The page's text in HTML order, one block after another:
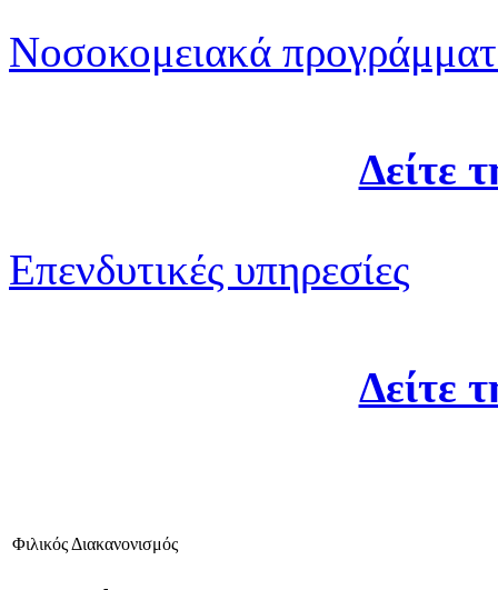
Νοσοκομειακά
Δείτε
Επενδυτικές υπηρεσίες
Δείτε
Φιλικός Διακανονισμός